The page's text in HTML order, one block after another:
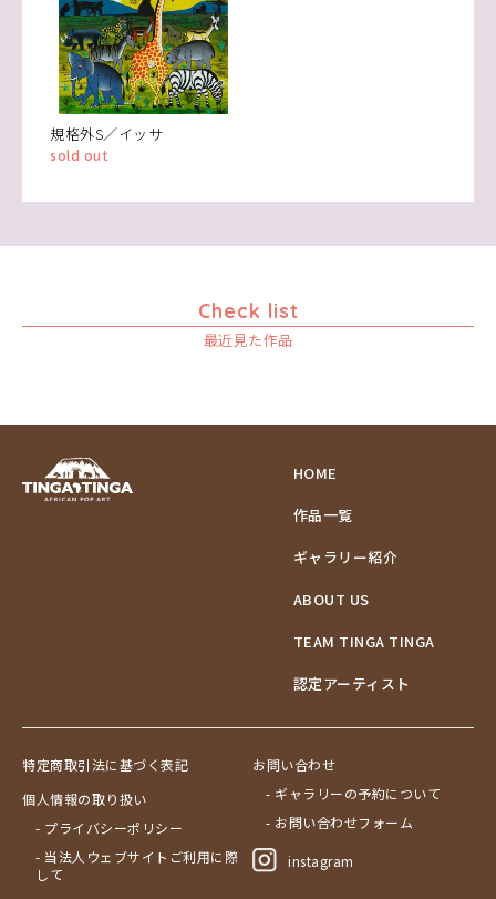
規格外S／イッサ
sold out
Check list
最近見た作品
HOME
作品一覧
ギャラリー紹介
ABOUT US
TEAM TINGA TINGA
認定アーティスト
特定商取引法に基づく表記
個人情報の取り扱い
- プライバシーポリシー
- 当法人ウェブサイトご利用に際
して
お問い合わせ
- ギャラリーの予約について
- お問い合わせフォーム
instagram